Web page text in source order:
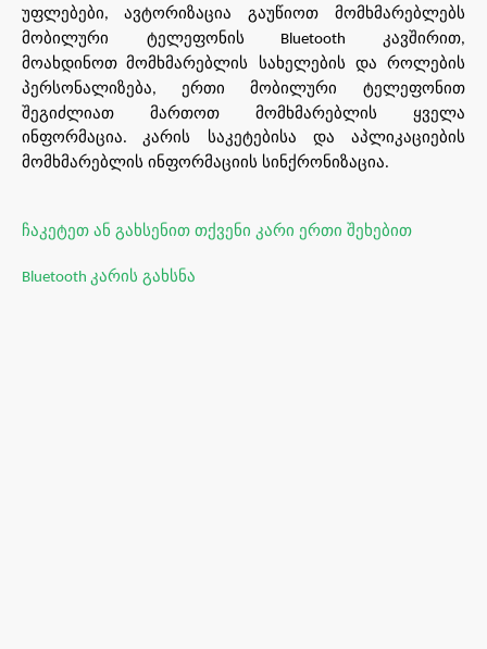
უფლებები, ავტორიზაცია
გაუწიოთ მომხმარებლებს
მობილური
ტელეფონის Bluetoothკავშირით,
მოახდინოთმომხმარებლის სახელების და როლების
პერსონალიზება, ერთი მობილური
ტელეფონით
შეგიძლიათ
მართოთ მომხმარებლის
ყველა
ინფორმაცია.კარის საკეტებისა და
აპლიკაციების
მომხმარებლის ინფორმაციის სინქრონიზაცია.
ჩაკეტეთ ან გახსენით თქვენი კარი ერთი შეხებით
Bluetooth კარის გახსნა